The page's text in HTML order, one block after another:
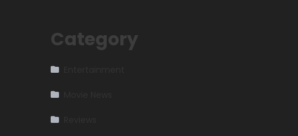
Category